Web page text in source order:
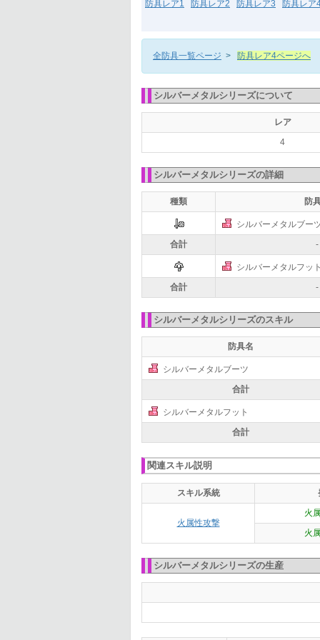
防具レア1 防具レア2 防具レア3 防具レア
全防具一覧ページ > 防具レア4ページへ
シルバーメタルシリーズについて
レア
4
シルバーメタルシリーズの詳細
種類 防
シルバーメタルブー
合計
-
シルバーメタルフッ
合計
-
シルバーメタルシリーズのスキル
防具名
シルバーメタルブーツ
合計
シルバーメタルフット
合計
関連スキル説明
スキル系統
火属性攻撃
火
火
シルバーメタルシリーズの生産